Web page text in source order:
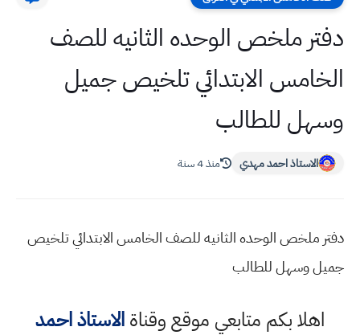
دفتر ملخص الوحده الثانيه للصف
الخامس الابتدائي تلخيص جميل
وسهل للطالب
الاستاذ احمد مهدي منذ 4 سنة
دفتر ملخص الوحده الثانيه للصف الخامس الابتدائي تلخيص
جميل وسهل للطالب
اهلا بكم متابعي موقع وقناةالاستاذ احمد